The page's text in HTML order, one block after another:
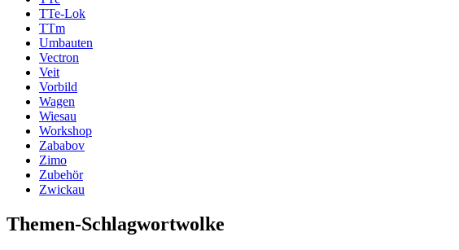
TTe-Lok
TTm
Umbauten
Vectron
Veit
Vorbild
Wagen
Wiesau
Workshop
Zababov
Zimo
Zubehör
Zwickau
Themen-Schlagwortwolke